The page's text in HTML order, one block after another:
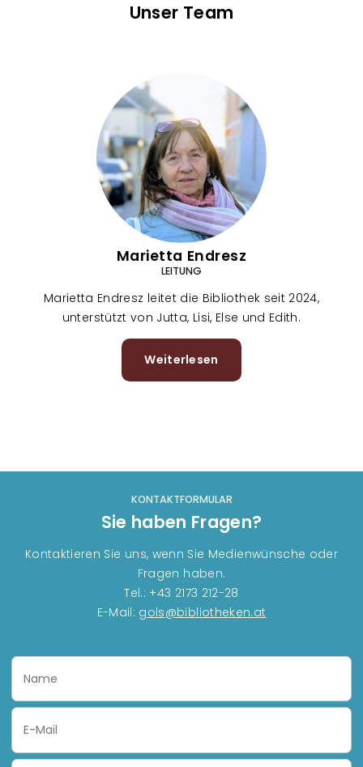
Unser Team
Marietta Endresz
LEITUNG
Marietta Endresz leitet die Bibliothek seit 2024,
unterstützt von Jutta, Lisi, Else und Edith.
Weiterlesen
Marietta
KONTAKTFORMULAR
Sie haben Fragen?
Kontaktieren Sie uns, wenn Sie Medienwünsche oder
Fragen haben.
Tel.: +43 2173 212-28
E-Mail: gols@bibliotheken.at
Name
Email